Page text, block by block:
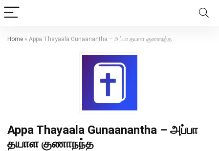
Home » Appa Thayaala Gunaanantha – அப்பா தயாள குணாநந்த
Appa Thayaala Gunaanantha – அப்பா
தயாள குணாநந்த